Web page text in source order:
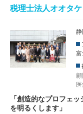
税理士法人オオタケ
静
「創造的なプロフェ
を明るくします」